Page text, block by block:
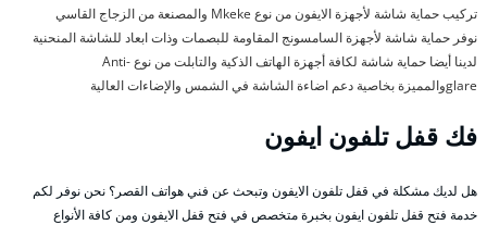
تركيب حماية شاشة لأجهزة الايفون من نوع Mkeke والمصنعة من الزجاج القاسي
نوفر حماية شاشة لأجهزة السامسونج المقاومة للبصمات وذات ابعاد للشاشة المنحنية
لدينا أيضا حماية شاشة لكافة أجهزة الهاتف الذكية والتابلت من نوع Anti-
glareوالمميزة بخاصية دعم اضاءة الشاشة في الشمس والإضاءات العالية
فك قفل تلفون ايفون
هل لديك مشكلة في قفل تلفون الايفون وتبحث عن فني هواتف القصر؟ نحن نوفر لكم
خدمة فتح قفل تلفون ايفون بخبرة متخصص في فتح قفل الايفون ومن كافة الأنواع